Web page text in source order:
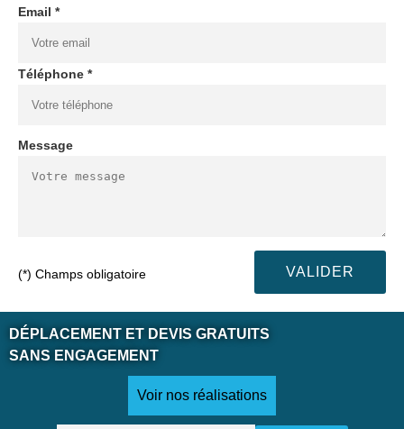
Email *
Téléphone *
Message
(*) Champs obligatoire
DÉPLACEMENT ET DEVIS GRATUITS
SANS ENGAGEMENT
Voir nos réalisations